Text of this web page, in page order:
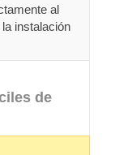
al
instalación
de